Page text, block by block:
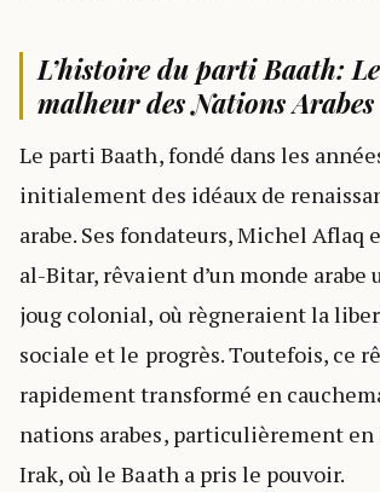
L’histoire du parti Baath:
malheur des Nations Arabes
Le parti Baath, fondé dans les
initialement des idéaux de
arabe. Ses fondateurs, Michel Aflaq
al-Bitar, rêvaient d’un monde arabe
joug colonial, où règneraient la
sociale et le progrès. Toutefois, ce
rapidement transformé en
nations arabes, particulièrement en
Irak, où le Baath a pris le pouvoir.